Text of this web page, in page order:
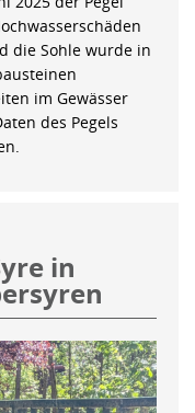
die Sohle wurde in
im Gewässer
des Pegels
in